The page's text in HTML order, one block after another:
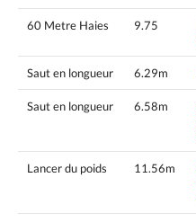
60 Metre Haies 9.75
Saut en longueur 6.29m
Saut en longueur 6.58m
Lancer du poids 11.56m